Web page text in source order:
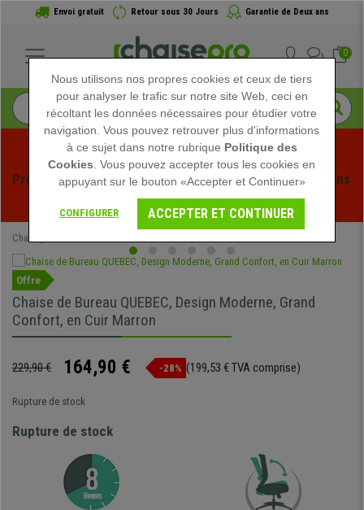
Envoi gratuit Retour sous 30 Jours Garantie de Deux ans
0
Profitez des soldes d'été chez Chaisepro ! Des réductions
exclusives pour une durée limitée - Voir l'offre
Chaisepro
Offre
Chaise de Bureau QUEBEC, Design Moderne, Grand
Confort, en Cuir Marron
229,90 € 164,90 € -28% (199,53 € TVA comprise)
Rupture de stock
Rupture de stock
Nous utilisons nos propres cookies et ceux de tiers
pour analyser le trafic sur notre site Web, ceci en
récoltant les données nécessaires pour étudier votre
navigation. Vous pouvez retrouver plus d'informations
à ce sujet dans notre rubrique Politique des
Cookies . Vous pouvez accepter tous les cookies en
appuyant sur le bouton «Accepter et Continuer»
CONFIGURER ACCEPTER ET CONTINUER